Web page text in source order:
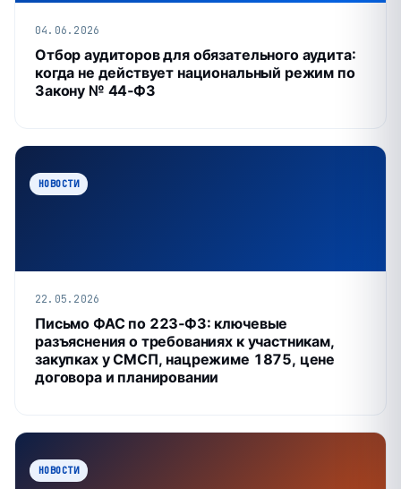
04.06.2026
Отбор аудиторов для обязательного аудита:
когда не действует национальный режим по
Закону № 44‑ФЗ
НОВОСТИ
22.05.2026
Письмо ФАС по 223‑ФЗ: ключевые
разъяснения о требованиях к участникам,
закупках у СМСП, нацрежиме 1875, цене
договора и планировании
НОВОСТИ